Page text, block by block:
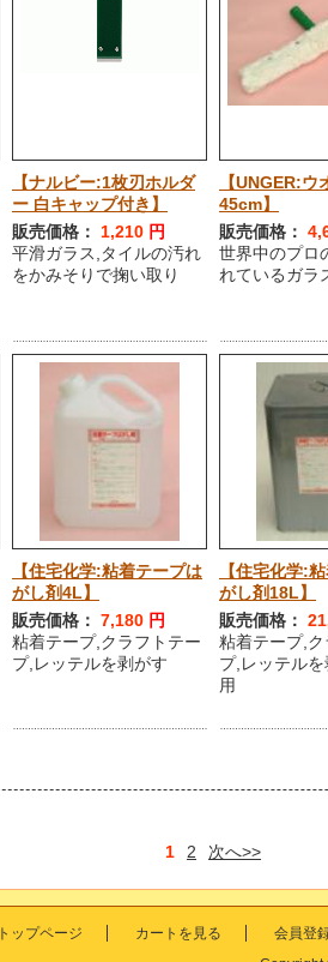
【ナルビー:1枚刃ホルダ
ー 白キャップ付き】
販売価格：
1,210 円
平滑ガラス,タイルの汚れ
をかみそりで掬い取り
【UNGER:ウ
45cm】
販売価格：
世界中のプロ
れているガラ
【住宅化学:粘着テープは
がし剤4L】
販売価格： 7,180 円
粘着テープ,クラフトテー
プ,レッテルを剥がす
【住宅化学:
がし剤18L】
販売価格：
粘着テープ,
プ,レッテル
用
1
2 次へ>>
トップページ カートを見る 会員登